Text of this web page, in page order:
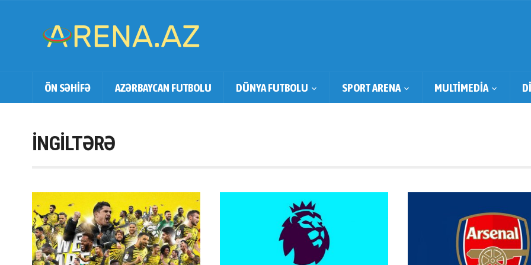
ÖN SƏHİFƏ AZƏRBAYCAN FUTBOLU DÜNYA FUTBOLU SPORT ARENA MULTİMEDİA
İNGİLTƏRƏ